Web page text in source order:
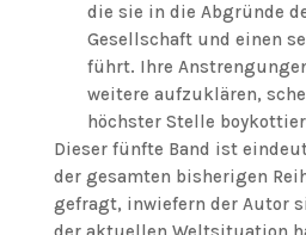
die sie in die Abgründe
Gesellschaft und einen
führt. Ihre
weitere aufzuklären,
höchster Stelle
Dieser fünfte Band ist
der gesamten bisherigen
gefragt, inwiefern der Autor